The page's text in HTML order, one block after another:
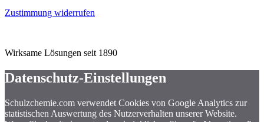
Zustimmung widerrufen
Wirksame Lösungen seit 1890
Datenschutz-Einstellungen
Schulzchemie.com verwendet Cookies von Google Analytics zur
statistischen Auswertung des Nutzerverhalten unserer Website.